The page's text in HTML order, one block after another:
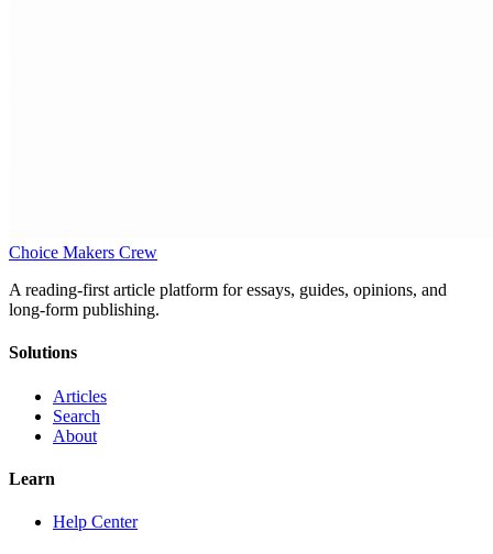
Choice Makers Crew
A reading-first article platform for essays, guides, opinions, and
long-form publishing.
Solutions
Articles
Search
About
Learn
Help Center